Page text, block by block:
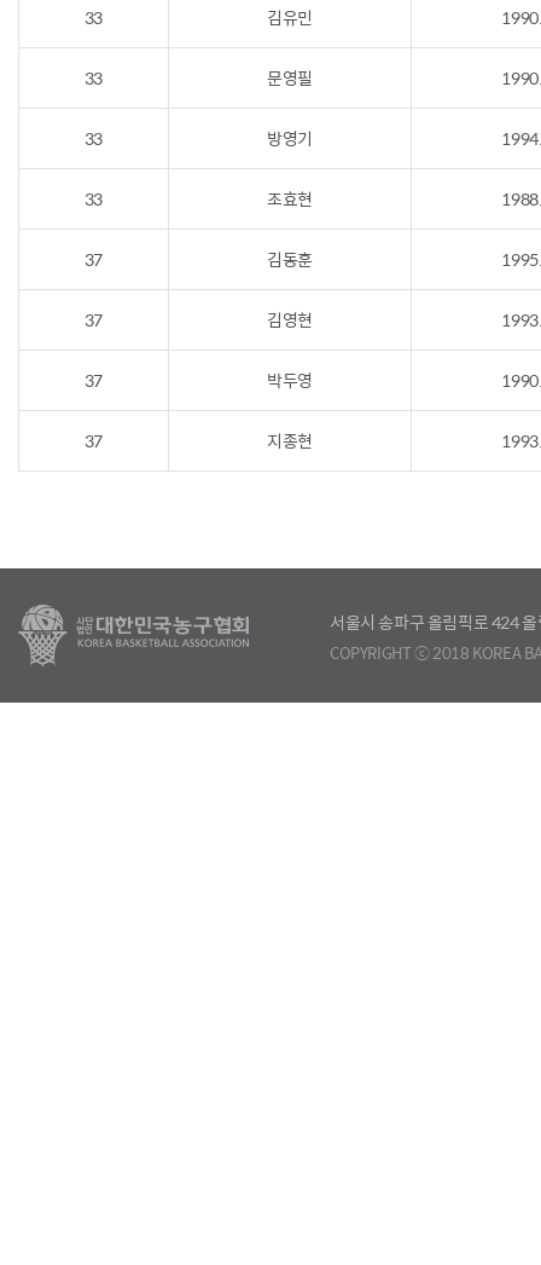
33 김유민
33 문영필
33 방영기
33 조효현
37 김동훈
37 김영현
37 박두영
37 지종현
서울시 송파구 올림픽로 424
COPYRIGHT ⓒ 2018 KOREA